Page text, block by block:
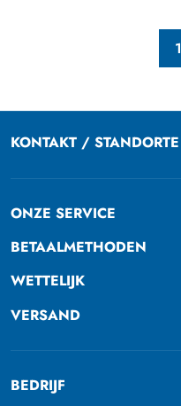
1
KONTAKT / STANDORTE
ONZE SERVICE
BETAALMETHODEN
WETTELIJK
VERSAND
BEDRIJF